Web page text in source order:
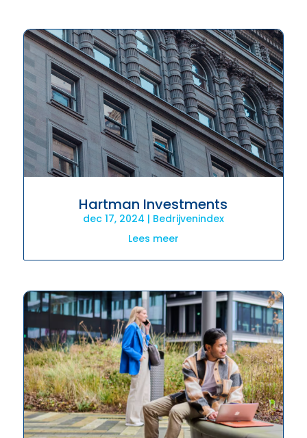
Hartman Investments
dec 17, 2024 | Bedrijvenindex
Lees meer